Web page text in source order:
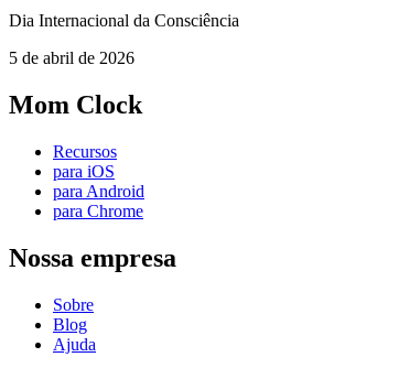
Dia Internacional da Consciência
5 de abril de 2026
Mom Clock
Recursos
para iOS
para Android
para Chrome
Nossa empresa
Sobre
Blog
Ajuda